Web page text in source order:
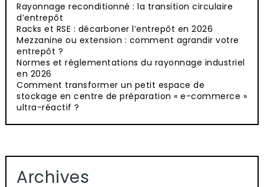
Rayonnage reconditionné : la transition circulaire
d’entrepôt
Racks et RSE : décarboner l’entrepôt en 2026
Mezzanine ou extension : comment agrandir votre
entrepôt ?
Normes et réglementations du rayonnage industriel
en 2026
Comment transformer un petit espace de
stockage en centre de préparation « e-commerce »
ultra-réactif ?
Archives